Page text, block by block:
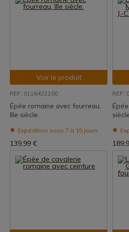
Voir le produit
REF: 0116422100
Épée romaine avec fourreau,
IIIe siècle.
Expédition sous 7 à 15 jours
139,99 €
REF: